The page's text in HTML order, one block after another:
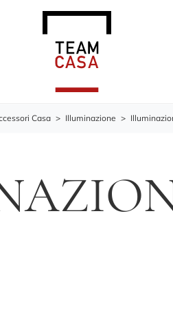
Casa > Illuminazione >